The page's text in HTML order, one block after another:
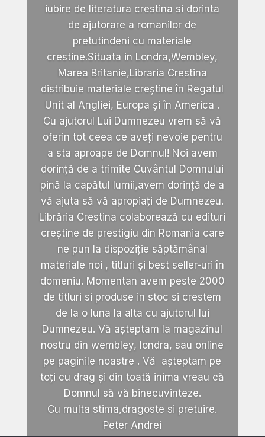
iubire de literatura crestina si dorinta
de ajutorare a romanilor de
pretutindeni cu materiale
crestine.Situata in Londra,Wembley,
Marea Britanie,Libraria Crestina
distribuie materiale creștine în Regatul
Unit al Angliei, Europa și în America .
Cu ajutorul Lui Dumnezeu vrem să vă
oferin tot ceea ce aveți nevoie pentru
a sta aproape de Domnul! Noi avem
dorință de a trimite Cuvântul Domnului
pină la capătul lumii,avem dorință de a
vă ajuta să vă apropiați de Dumnezeu.
Librăria Crestina colaborează cu edituri
creștine de prestigiu din Romania care
ne pun la dispoziție săptămânal
materiale noi , titluri și best seller-uri în
domeniu. Momentan avem peste 2000
de titluri si produse in stoc si crestem
de la o luna la alta cu ajutorul lui
Dumnezeu. Vă așteptam la magazinul
nostru din wembley, londra, sau online
pe paginile noastre . Vă așteptam pe
toți cu drag și din toată inima vreau că
Domnul să vă binecuvinteze.
Cu multa stima,dragoste si pretuire.
Peter Andrei